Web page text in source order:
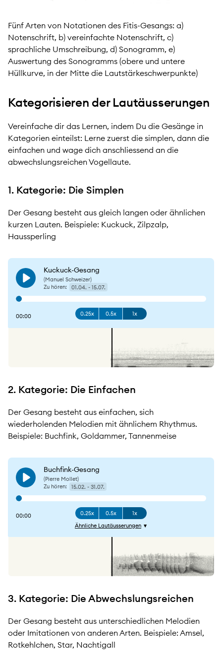
Fünf Arten von Notationen des Fitis-Gesangs: a)
Notenschrift, b) vereinfachte Notenschrift, c)
sprachliche Umschreibung, d) Sonogramm, e)
Auswertung des Sonogramms (obere und untere
Hüllkurve, in der Mitte die Lautstärkeschwerpunkte)
Kategorisieren der Lautäusserungen
Vereinfache dir das Lernen, indem Du die Gesänge in
Kategorien einteilst: Lerne zuerst die simplen, dann die
einfachen und wage dich anschliessend an die
abwechslungsreichen Vogellaute.
1. Kategorie: Die Simplen
Der Gesang besteht aus gleich langen oder ähnlichen
kurzen Lauten. Beispiele: Kuckuck, Zilpzalp,
Haussperling
Play
Kuckuck-Gesang
(Manuel Schweizer)
Zu hören:
01.04. - 15.07.
00:00 0.25x 0.5x 1x
2. Kategorie: Die Einfachen
Der Gesang besteht aus einfachen, sich
wiederholenden Melodien mit ähnlichem Rhythmus.
Beispiele: Buchfink, Goldammer, Tannenmeise
Play
Buchfink-Gesang
(Pierre Mollet)
Zu hören:
15.02. - 31.07.
00:00 0.25x 0.5x
1x
Ähnliche Lautäusserungen
3. Kategorie: Die Abwechslungsreichen
Der Gesang besteht aus unterschiedlichen Melodien
oder Imitationen von anderen Arten. Beispiele: Amsel,
Rotkehlchen, Star, Nachtigall